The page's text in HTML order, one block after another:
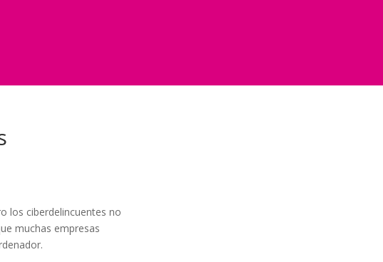
los ciberdelincuentes no
muchas empresas